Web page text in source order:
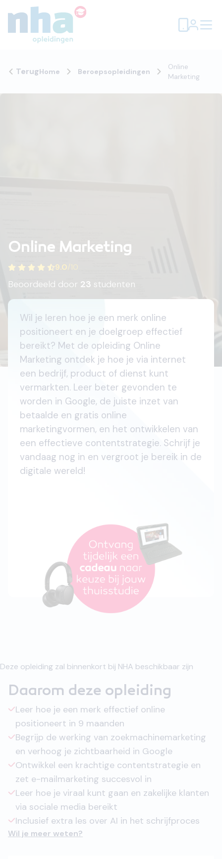
TerugHome Beroepsopleidingen
Online
Marketing
Online Marketing
9.0/ 10
Beoordeeld door 23 studenten
Wil je leren hoe je een merk online
positioneert en je doelgroep effectief
bereikt? Met de opleiding Online
Marketing ontdek je hoe je via internet
een bedrijf, product of dienst kunt
vermarkten. Leer beter gevonden te
worden in Google, de juiste inzet van
betaalde en gratis online
marketingvormen, en het ontwikkelen van
een effectieve contentstrategie. Schrijf je
vandaag nog in en vergroot je bereik in de
digitale wereld!
Deze opleiding zal binnenkort bij NHA beschikbaar zijn
Daarom deze opleiding
Leer hoe je een merk effectief online
positioneert in 9 maanden
Begrijp de werking van zoekmachinemarketing
en verhoog je zichtbaarheid in Google
Ontwikkel een krachtige contentstrategie en
zet e-mailmarketing succesvol in
Leer hoe je viraal kunt gaan en zakelijke klanten
via sociale media bereikt
Inclusief extra les over AI in het schrijfproces
Wil je meer weten?